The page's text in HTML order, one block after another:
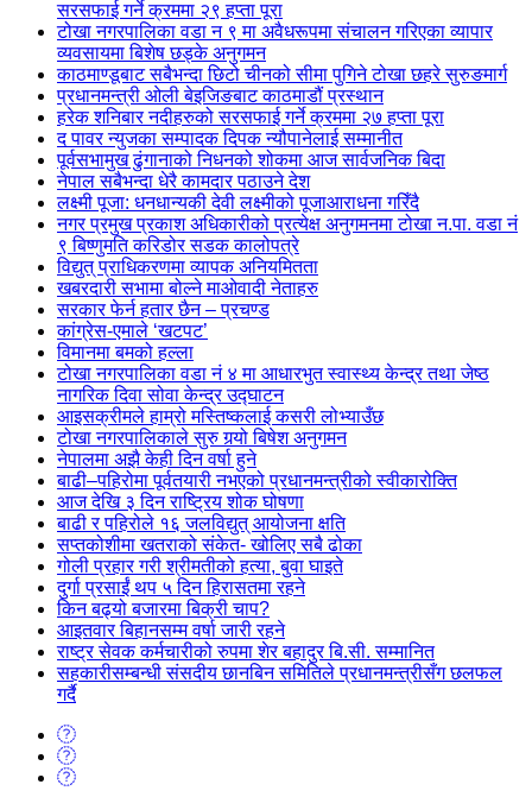
सरसफाई गर्ने क्रममा २९ हप्ता पूरा
टोखा नगरपालिका वडा न ९ मा अवैधरूपमा संचालन गरिएका व्यापार
व्यवसायमा बिशेष छड्के अनुगमन
काठमाण्डूबाट सबैभन्दा छिटो चीनको सीमा पुगिने टोखा छहरे सुरुङमार्ग
प्रधानमन्त्री ओली बेइजिङबाट काठमाडौं प्रस्थान
हरेक शनिबार नदीहरुको सरसफाई गर्ने क्रममा २७ हप्ता पूरा
द पावर न्युजका सम्पादक दिपक न्यौपानेलाई सम्मानीत
पूर्वसभामुख ढुंगानाको निधनको शोकमा आज सार्वजनिक बिदा
नेपाल सबैभन्दा धेरै कामदार पठाउने देश
लक्ष्मी पूजा: धनधान्यकी देवी लक्ष्मीको पूजाआराधना गरिँदै
नगर प्रमुख प्रकाश अधिकारीको प्रत्येक्ष अनुगमनमा टोखा न.पा. वडा नं
९ बिष्णुमति करिडोर सडक कालोपत्रे
विद्युत् प्राधिकरणमा व्यापक अनियमितता
खबरदारी सभामा बोल्ने माओवादी नेताहरु
सरकार फेर्न हतार छैन – प्रचण्ड
कांग्रेस-एमाले ‘खटपट’
विमानमा बमको हल्ला
टोखा नगरपालिका वडा नं ४ मा आधारभुत स्वास्थ्य केन्द्र तथा जेष्ठ
नागरिक दिवा सोवा केन्द्र उद्घाटन
आइसक्रीमले हाम्रो मस्तिष्कलाई कसरी लोभ्याउँछ
टोखा नगरपालिकाले सुरु गर्‍यो बिषेश अनुगमन
नेपालमा अझै केही दिन वर्षा हुने
बाढी–पहिरोमा पूर्वतयारी नभएको प्रधानमन्त्रीको स्वीकारोक्ति
आज देखि ३ दिन राष्ट्रिय शोक घोषणा
बाढी र पहिरोले १६ जलविद्युत् आयोजना क्षति
सप्तकोशीमा खतराको संकेत- खोलिए सबै ढोका
गोली प्रहार गरी श्रीमतीको हत्या, बुवा घाइते
दुर्गा प्रसाईं थप ५ दिन हिरासतमा रहने
किन बढ्यो बजारमा बिक्री चाप?
आइतवार बिहानसम्म वर्षा जारी रहने
राष्ट्र सेवक कर्मचारीको रुपमा शेर बहादुर बि.सी. सम्मानित
सहकारीसम्बन्धी संसदीय छानबिन समितिले प्रधानमन्त्रीसँग छलफल
गर्दै